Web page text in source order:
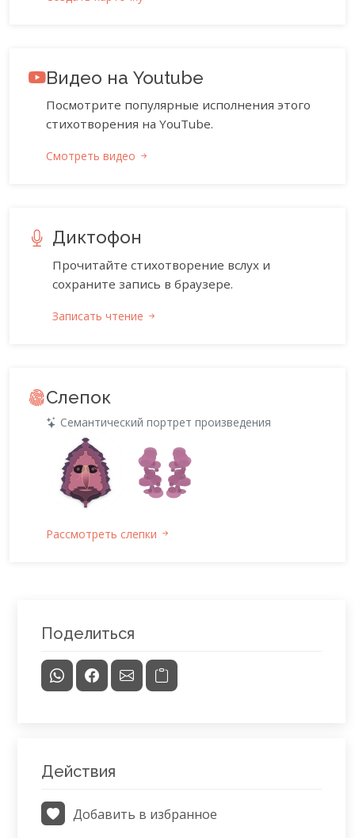
Видео на Youtube
Посмотрите популярные исполнения этого
стихотворения на YouTube.
Смотреть видео
Диктофон
Прочитайте стихотворение вслух и
сохраните запись в браузере.
Записать чтение
Слепок
Семантический портрет произведения
Рассмотреть слепки
Поделиться
Действия
Добавить в избранное